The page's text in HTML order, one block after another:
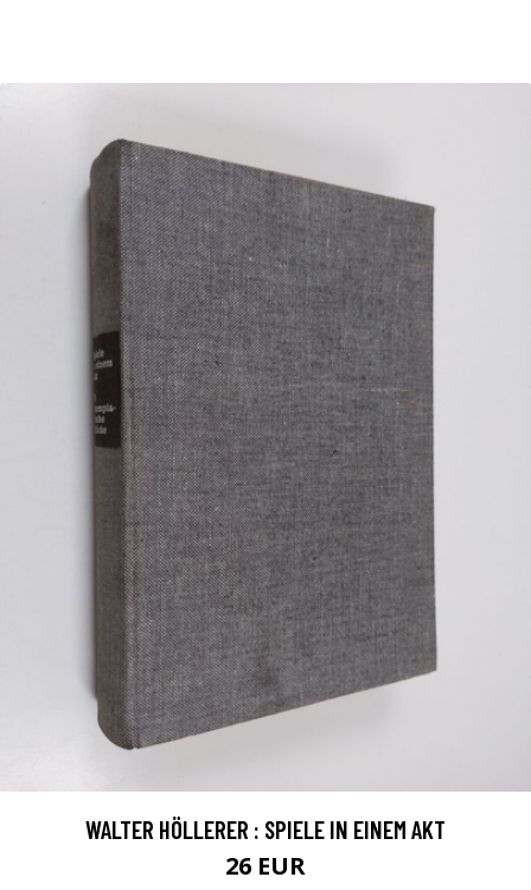
WALTER HÖLLERER : SPIELE IN EINEM AKT
26 EUR